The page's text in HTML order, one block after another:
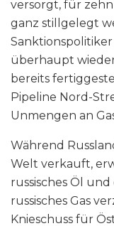
versorgt, für
ganz stillgelegt
überhaupt
bereits
Pipeline Nord-
Unmengen an
Während
Welt verkauft,
russisches Öl und
russisches Gas
Knieschuss für